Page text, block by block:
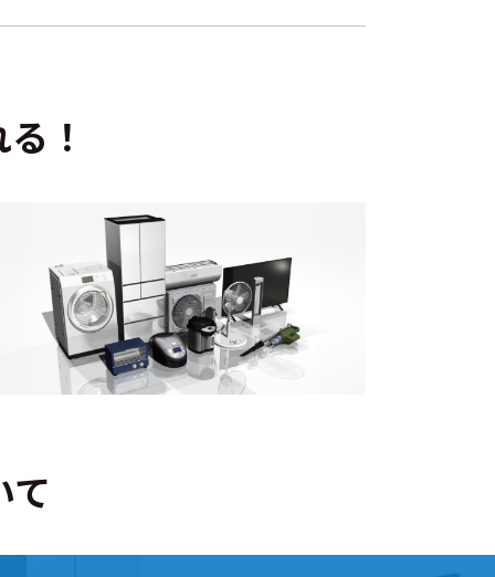
！
て